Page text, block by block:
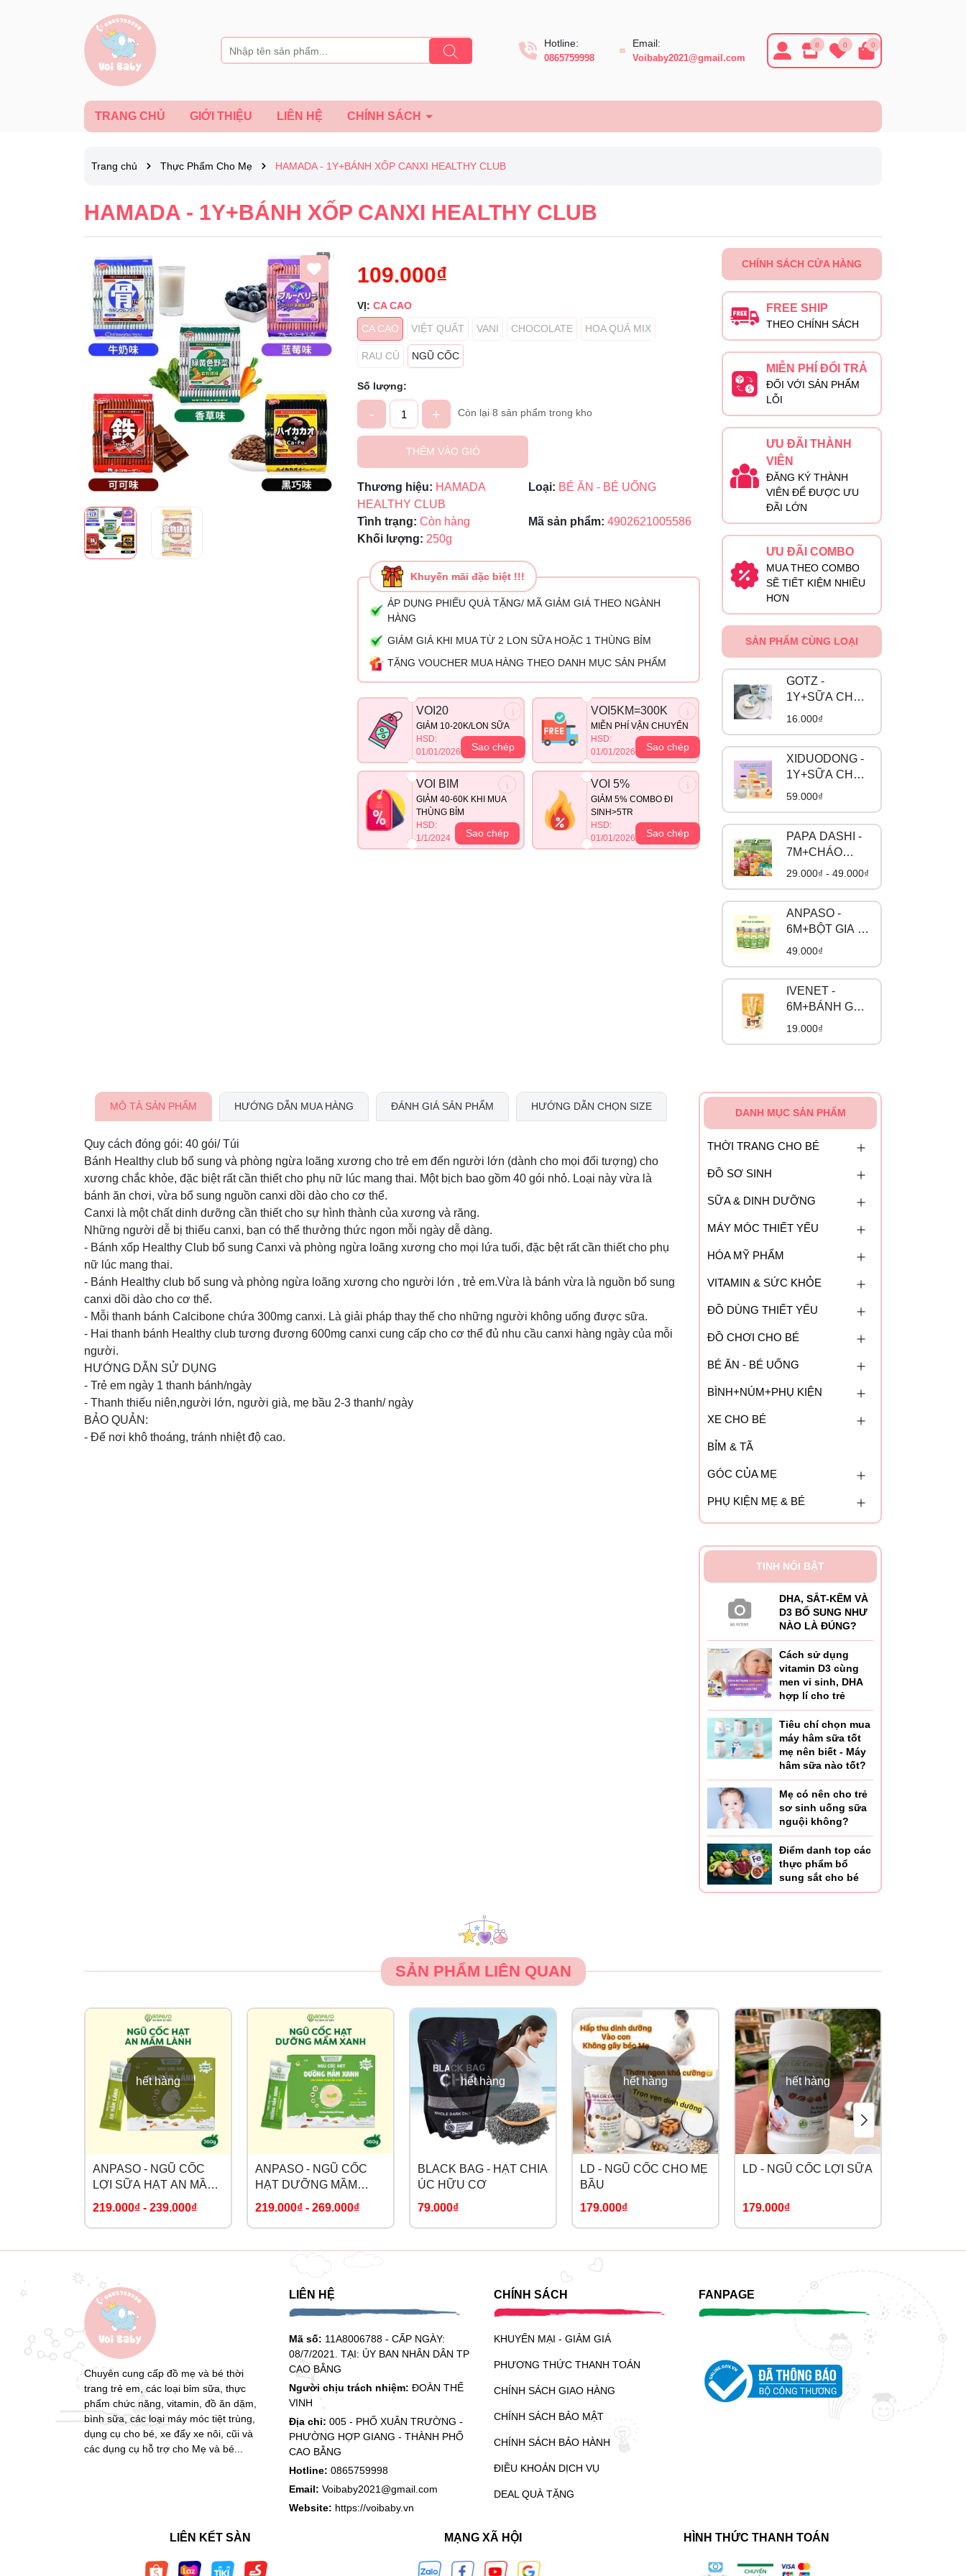
Hotline:
0865759998
Email:
Voibaby2021@gmail.com
8 0 0
TRANG CHỦ GIỚI THIỆU LIÊN HỆ CHÍNH SÁCH
Trang chủ Thực Phẩm Cho Mẹ HAMADA - 1Y+BÁNH XỐP CANXI HEALTHY CLUB
HAMADA - 1Y+BÁNH XỐP CANXI HEALTHY CLUB
109.000₫
VỊ: CA CAO
CA CAO
VIỆT QUẤT VANI CHOCOLATE HOA QUẢ MIX
RAU CỦ NGŨ CỐC
Số lượng:
- + Còn lại 8 sản phẩm trong kho
THÊM VÀO GIỎ
Thương hiệu: HAMADA
HEALTHY CLUB
Loại: BÉ ĂN - BÉ UỐNG
Tình trạng: Còn hàng Mã sản phẩm: 4902621005586
Khối lượng: 250g
Khuyến mãi đặc biệt !!!
ÁP DỤNG PHIẾU QUÀ TẶNG/ MÃ GIẢM GIÁ THEO NGÀNH
HÀNG
GIẢM GIÁ KHI MUA TỪ 2 LON SỮA HOẶC 1 THÙNG BỈM
TẶNG VOUCHER MUA HÀNG THEO DANH MỤC SẢN PHẨM
VOI20
GIẢM 10-20K/LON SỮA
HSD:
01/01/2026
Sao chép
VOI5KM=300K
MIỄN PHÍ VẬN CHUYỂN
HSD:
01/01/2026
Sao chép
VOI BIM
GIẢM 40-60K KHI MUA
THÙNG BỈM
HSD:
1/1/2024
Sao chép
VOI 5%
GIẢM 5% COMBO ĐI
SINH>5TR
HSD:
01/01/2026
Sao chép
Mã giảm giá:
Điều kiện:
CHÍNH SÁCH CỬA HÀNG
FREE SHIP
THEO CHÍNH SÁCH
MIỄN PHÍ ĐỔI TRẢ
ĐỐI VỚI SẢN PHẨM
LỖI
ƯU ĐÃI THÀNH
VIÊN
ĐĂNG KÝ THÀNH
VIÊN ĐỂ ĐƯỢC ƯU
ĐÃI LỚN
ƯU ĐÃI COMBO
MUA THEO COMBO
SẼ TIẾT KIỆM NHIỀU
HƠN
SẢN PHẨM CÙNG LOẠI
GOTZ -
1Y+SỮA CHUA
CÓ ĐƯỜNG
16.000₫
XIDUODONG -
1Y+SỮA CHUA
UỐNG LÊN
59.000₫
PAPA DASHI -
7M+CHÁO
TƯƠI
29.000₫ - 49.000₫
ANPASO -
6M+BỘT GIA VỊ
HỮU CƠ
49.000₫
IVENET -
6M+BÁNH GẠO
LỨT CUỘN DÀI
19.000₫
MÔ TẢ SẢN PHẨM HƯỚNG DẪN MUA HÀNG ĐÁNH GIÁ SẢN PHẨM HƯỚNG DẪN CHỌN SIZE
Quy cách đóng gói: 40 gói/ Túi
Bánh Healthy club bổ sung và phòng ngừa loãng xương cho trẻ em đến người lớn (dành cho mọi đối tượng) cho
xương chắc khỏe, đặc biệt rất cần thiết cho phụ nữ lúc mang thai. Một bịch bao gồm 40 gói nhỏ. Loại này vừa là
bánh ăn chơi, vừa bổ sung nguồn canxi dồi dào cho cơ thể.
Canxi là một chất dinh dưỡng cần thiết cho sự hình thành của xương và răng.
Những người dễ bị thiếu canxi, bạn có thể thưởng thức ngon mỗi ngày dễ dàng.
- Bánh xốp Healthy Club bổ sung Canxi và phòng ngừa loãng xương cho mọi lứa tuổi, đặc bệt rất cần thiết cho phụ
nữ lúc mang thai.
- Bánh Healthy club bổ sung và phòng ngừa loãng xương cho người lớn , trẻ em.Vừa là bánh vừa là nguồn bổ sung
canxi dồi dào cho cơ thể.
- Mỗi thanh bánh Calcibone chứa 300mg canxi. Là giải pháp thay thế cho những người không uống được sữa.
- Hai thanh bánh Healthy club tương đương 600mg canxi cung cấp cho cơ thể đủ nhu cầu canxi hàng ngày của mỗi
người.
HƯỚNG DẪN SỬ DỤNG
- Trẻ em ngày 1 thanh bánh/ngày
- Thanh thiếu niên,người lớn, người già, mẹ bầu 2-3 thanh/ ngày
BẢO QUẢN:
- Để nơi khô thoáng, tránh nhiệt độ cao.
DANH MỤC SẢN PHẨM
THỜI TRANG CHO BÉ
ĐỒ SƠ SINH
SỮA & DINH DƯỠNG
MÁY MÓC THIẾT YẾU
HÓA MỸ PHẨM
VITAMIN & SỨC KHỎE
ĐỒ DÙNG THIẾT YẾU
ĐỒ CHƠI CHO BÉ
BÉ ĂN - BÉ UỐNG
BÌNH+NÚM+PHỤ KIỆN
XE CHO BÉ
BỈM & TÃ
GÓC CỦA MẸ
PHỤ KIỆN MẸ & BÉ
TINH NỔI BẬT
DHA, SẮT-KẼM VÀ
D3 BỔ SUNG NHƯ
NÀO LÀ ĐÚNG?
Cách sử dụng
vitamin D3 cùng
men vi sinh, DHA
hợp lí cho trẻ
Tiêu chí chọn mua
máy hâm sữa tốt
mẹ nên biết - Máy
hâm sữa nào tốt?
Mẹ có nên cho trẻ
sơ sinh uống sữa
nguội không?
Điểm danh top các
thực phẩm bổ
sung sắt cho bé
SẢN PHẨM LIÊN QUAN
hết hàng
ANPASO - NGŨ CỐC
LỢI SỮA HẠT AN MẦM
LÀNH CHO MẸ SAU
219.000₫ - 239.000₫
ANPASO - NGŨ CỐC
HẠT DƯỠNG MẦM
XANH CHO MẸ BẦU
219.000₫ - 269.000₫
hết hàng
BLACK BAG - HẠT CHIA
ÚC HỮU CƠ
79.000₫
hết hàng
LD - NGŨ CỐC CHO MẸ
BẦU
179.000₫
hết hàng
LD - NGŨ CỐC LỢI SỮA
179.000₫
Chuyên cung cấp đồ mẹ và bé thời
trang trẻ em, các loại bỉm sữa, thực
phẩm chức năng, vitamin, đồ ăn dặm,
bình sữa, các loại máy móc tiệt trùng,
dụng cụ cho bé, xe đẩy xe nôi, cũi và
các dụng cụ hỗ trợ cho Mẹ và bé...
LIÊN HỆ
Mã số: 11A8006788 - CẤP NGÀY:
08/7/2021. TẠI: ỦY BAN NHÂN DÂN TP
CAO BẰNG
Người chịu trách nhiệm: ĐOÀN THẾ
VINH
Địa chỉ: 005 - PHỐ XUÂN TRƯỜNG -
PHƯỜNG HỢP GIANG - THÀNH PHỐ
CAO BẰNG
Hotline: 0865759998
Email: Voibaby2021@gmail.com
Website: https://voibaby.vn
CHÍNH SÁCH
KHUYẾN MẠI - GIẢM GIÁ
PHƯƠNG THỨC THANH TOÁN
CHÍNH SÁCH GIAO HÀNG
CHÍNH SÁCH BẢO MẬT
CHÍNH SÁCH BẢO HÀNH
ĐIỀU KHOẢN DỊCH VỤ
DEAL QUÀ TẶNG
FANPAGE
LIÊN KẾT SÀN MẠNG XÃ HỘI HÌNH THỨC THANH TOÁN